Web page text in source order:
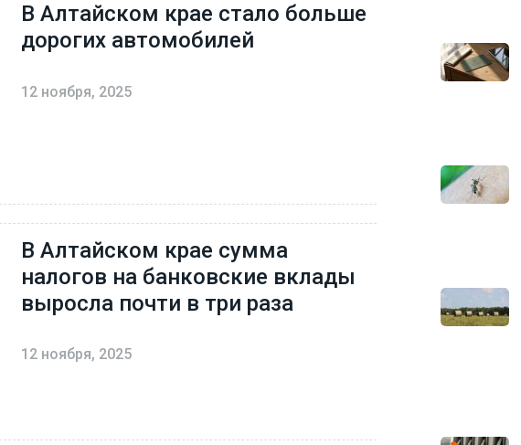
В Алтайском крае стало больше
дорогих автомобилей
12 ноября, 2025
В Алтайском крае сумма
налогов на банковские вклады
выросла почти в три раза
12 ноября, 2025